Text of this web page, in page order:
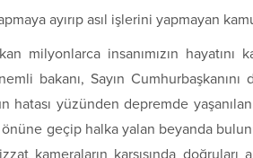
ayırıp asıl işlerini yapmayan
milyonlarca insanımızın
bakanı, Sayın
yüzünden depremde
geçip halka yalan beyanda
kameraların karşısında